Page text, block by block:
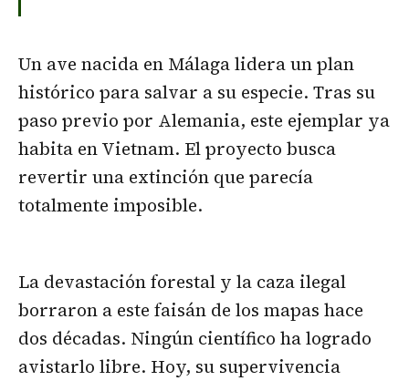
Un ave nacida en Málaga lidera un plan
histórico para salvar a su especie. Tras su
paso previo por Alemania, este ejemplar ya
habita en Vietnam. El proyecto busca
revertir una extinción que parecía
totalmente imposible.
La devastación forestal y la caza ilegal
borraron a este faisán de los mapas hace
dos décadas. Ningún científico ha logrado
avistarlo libre. Hoy, su supervivencia